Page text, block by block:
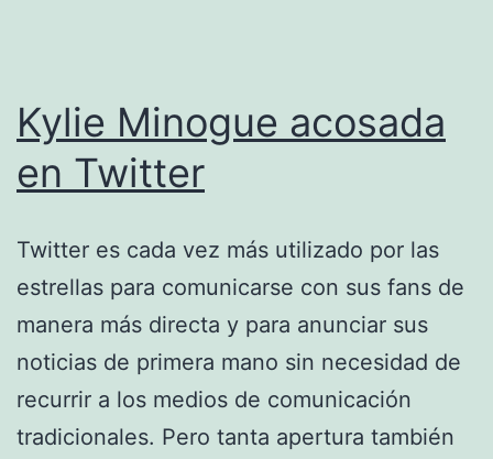
Kylie Minogue acosada
en Twitter
Twitter es cada vez más utilizado por las
estrellas para comunicarse con sus fans de
manera más directa y para anunciar sus
noticias de primera mano sin necesidad de
recurrir a los medios de comunicación
tradicionales. Pero tanta apertura también